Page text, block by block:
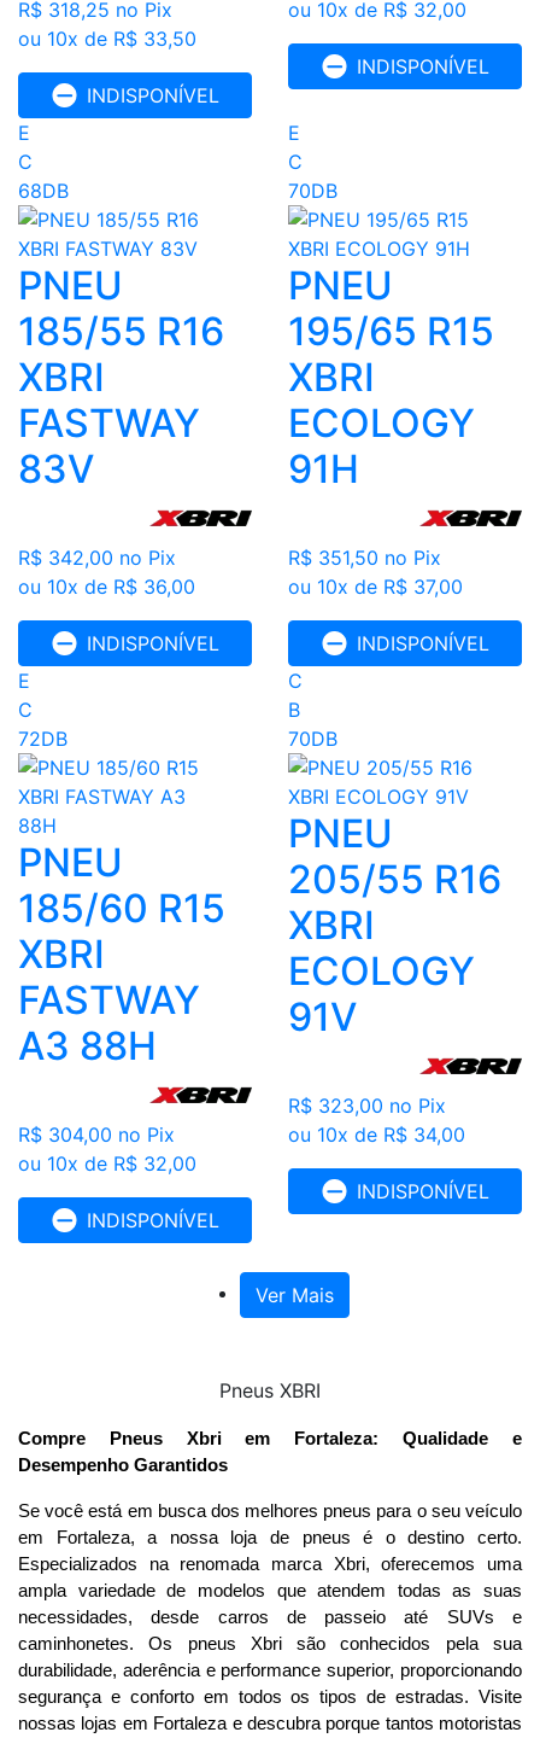
R$ 318,25 no Pix
ou 10x de R$ 33,50
INDISPONÍVEL
ou 10x de R$ 32,00
INDISPONÍVEL
E
C
68DB
PNEU
185/55 R16
XBRI
FASTWAY
83V
R$ 342,00 no Pix
ou 10x de R$ 36,00
INDISPONÍVEL
E
C
70DB
PNEU
195/65 R15
XBRI
ECOLOGY
91H
R$ 351,50 no Pix
ou 10x de R$ 37,00
INDISPONÍVEL
E
C
72DB
PNEU
185/60 R15
XBRI
FASTWAY
A3 88H
R$ 304,00 no Pix
ou 10x de R$ 32,00
INDISPONÍVEL
C
B
70DB
PNEU
205/55 R16
XBRI
ECOLOGY
91V
R$ 323,00 no Pix
ou 10x de R$ 34,00
INDISPONÍVEL
Ver Mais
Pneus XBRI
Compre Pneus Xbri em Fortaleza: Qualidade e
Desempenho Garantidos
Se você está em busca dos melhores pneus para o seu veículo
em Fortaleza, a nossa loja de pneus é o destino certo.
Especializados na renomada marca Xbri, oferecemos uma
ampla variedade de modelos que atendem todas as suas
necessidades, desde carros de passeio até SUVs e
caminhonetes. Os pneus Xbri são conhecidos pela sua
durabilidade, aderência e performance superior, proporcionando
segurança e conforto em todos os tipos de estradas. Visite
nossas lojas em Fortaleza e descubra porque tantos motoristas